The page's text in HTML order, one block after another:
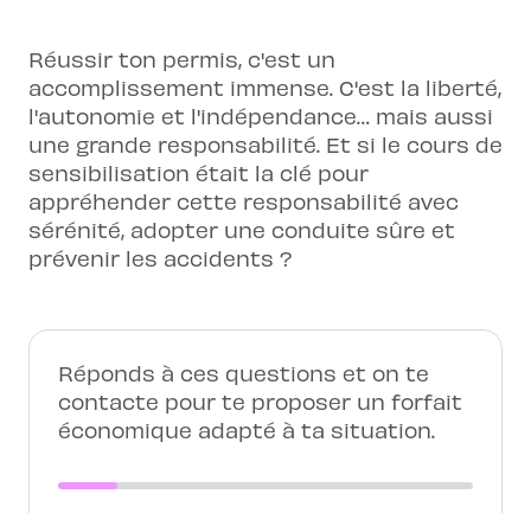
Réussir ton permis, c'est un
accomplissement immense. C'est la liberté,
l'autonomie et l'indépendance… mais aussi
une grande responsabilité. Et si le cours de
sensibilisation était la clé pour
appréhender cette responsabilité avec
sérénité, adopter une conduite sûre et
prévenir les accidents ?
Réponds à ces questions et on te
contacte pour te proposer un forfait
économique adapté à ta situation.